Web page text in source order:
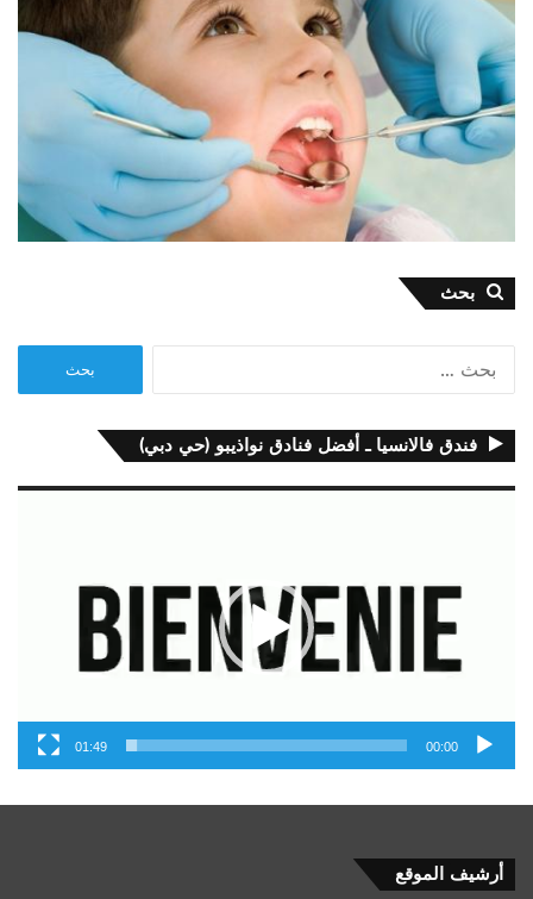
بحث
فندق فالانسيا ـ أفضل فنادق نواذيبو (حي دبي)
مشغل
00:00
01:49
أرشيف الموقع
أرشيف
الموقع